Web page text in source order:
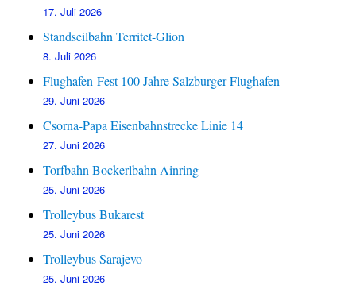
17. Juli 2026
Standseilbahn Territet-Glion
8. Juli 2026
Flughafen-Fest 100 Jahre Salzburger Flughafen
29. Juni 2026
Csorna-Papa Eisenbahnstrecke Linie 14
27. Juni 2026
Torfbahn Bockerlbahn Ainring
25. Juni 2026
Trolleybus Bukarest
25. Juni 2026
Trolleybus Sarajevo
25. Juni 2026